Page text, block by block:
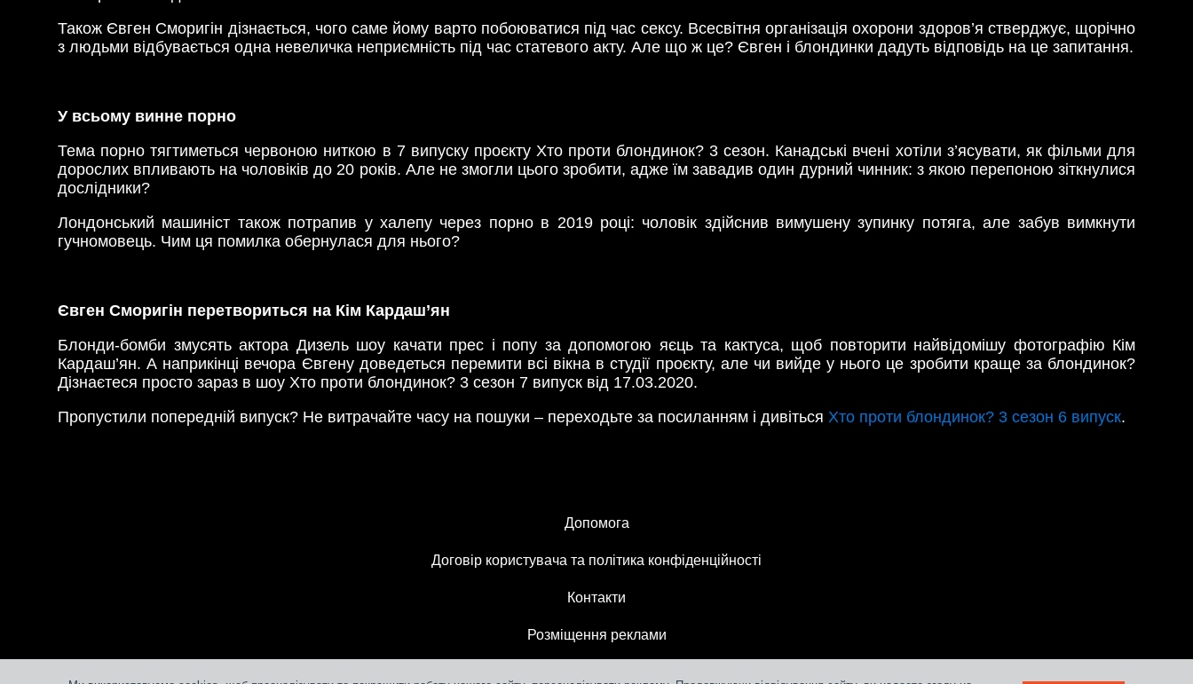
Також Євген Сморигін дізнається, чого саме йому варто побоюватися під час сексу. Всесвітня організація охорони здоров’я стверджує, щорічно
з людьми відбувається одна невеличка неприємність під час статевого акту. Але що ж це? Євген і блондинки дадуть відповідь на це запитання.
У всьому винне порно
Тема порно тягтиметься червоною ниткою в 7 випуску проєкту Хто проти блондинок? 3 сезон. Канадські вчені хотіли з’ясувати, як фільми для
дорослих впливають на чоловіків до 20 років. Але не змогли цього зробити, адже їм завадив один дурний чинник: з якою перепоною зіткнулися
дослідники?
Лондонський машиніст також потрапив у халепу через порно в 2019 році: чоловік здійснив вимушену зупинку потяга, але забув вимкнути
гучномовець. Чим ця помилка обернулася для нього?
Євген Сморигін перетвориться на Кім Кардаш’ян
Блонди-бомби змусять актора Дизель шоу качати прес і попу за допомогою яєць та кактуса, щоб повторити найвідомішу фотографію Кім
Кардаш’ян. А наприкінці вечора Євгену доведеться перемити всі вікна в студії проєкту, але чи вийде у нього це зробити краще за блондинок?
Дізнаєтеся просто зараз в шоу Хто проти блондинок? 3 сезон 7 випуск від 17.03.2020.
Пропустили попередній випуск? Не витрачайте часу на пошуки – переходьте за посиланням і дивіться Хто проти блондинок? 3 сезон 6 випуск.
Допомога
Договір користувача та політика конфіденційності
Контакти
Розміщення реклами